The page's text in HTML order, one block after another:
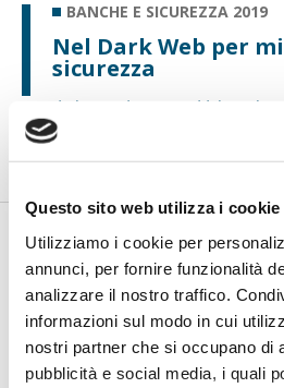
Questo sito web utilizza i cookie
Utilizziamo i cookie per
annunci, per fornire funzionalità
analizzare il nostro traffico.
informazioni sul modo in cui
nostri partner che si occupano di
pubblicità e social media, i quali
BANCHE E SICUREZZA 2019
Nel Dark Web per
sicurezza
di Flavio Padovan e Maddalena
possibile comprare moduli già
campagne di phish...